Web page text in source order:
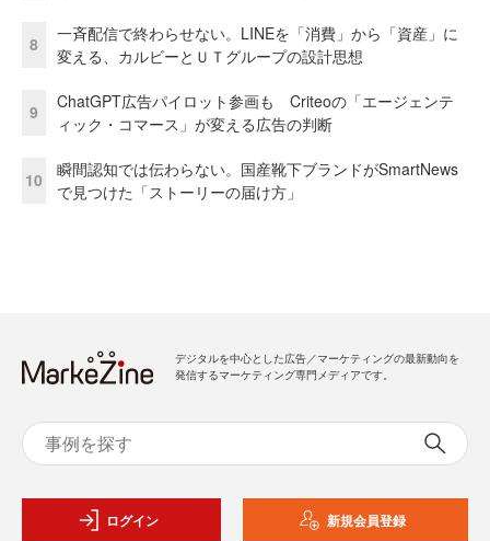
8
一斉配信で終わらせない。LINEを「消費」から「資産」に
変える、カルビーとＵＴグループの設計思想
9
ChatGPT広告パイロット参画も Criteoの「エージェンテ
ィック・コマース」が変える広告の判断
10
瞬間認知では伝わらない。国産靴下ブランドがSmartNews
で見つけた「ストーリーの届け方」
デジタルを中心とした広告／マーケティングの最新動向を
発信するマーケティング専門メディアです。
ログイン 新規会員登録